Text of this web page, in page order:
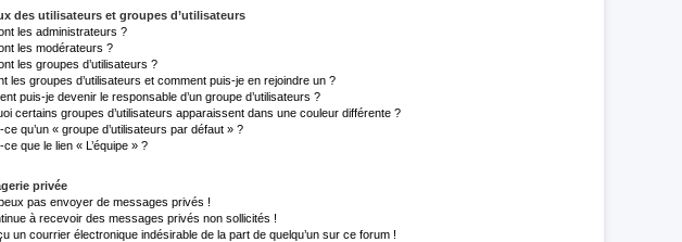
des utilisateurs et groupes d’utilisateurs
les administrateurs ?
les modérateurs ?
les groupes d’utilisateurs ?
les groupes d’utilisateurs et comment puis-je en rejoindre un ?
puis-je devenir le responsable d’un groupe d’utilisateurs ?
certains groupes d’utilisateurs apparaissent dans une couleur différente ?
ce qu’un « groupe d’utilisateurs par défaut » ?
ce que le lien « L’équipe » ?
privée
pas envoyer de messages privés !
à recevoir des messages privés non sollicités !
un courrier électronique indésirable de la part de quelqu’un sur ce forum !